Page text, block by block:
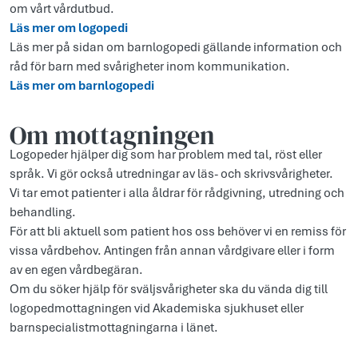
om vårt vårdutbud.
Läs mer om logopedi
Läs mer på sidan om barnlogopedi gällande information och
råd för barn med svårigheter inom kommunikation.
Läs mer om barnlogopedi
Om mottagningen
Logopeder hjälper dig som har problem med tal, röst eller
språk. Vi gör också utredningar av läs- och skrivsvårigheter.
Vi tar emot patienter i alla åldrar för rådgivning, utredning och
behandling.
För att bli aktuell som patient hos oss behöver vi en remiss för
vissa vårdbehov. Antingen från annan vårdgivare eller i form
av en egen vårdbegäran.
Om du söker hjälp för sväljsvårigheter ska du vända dig till
logopedmottagningen vid Akademiska sjukhuset eller
barnspecialistmottagningarna i länet.